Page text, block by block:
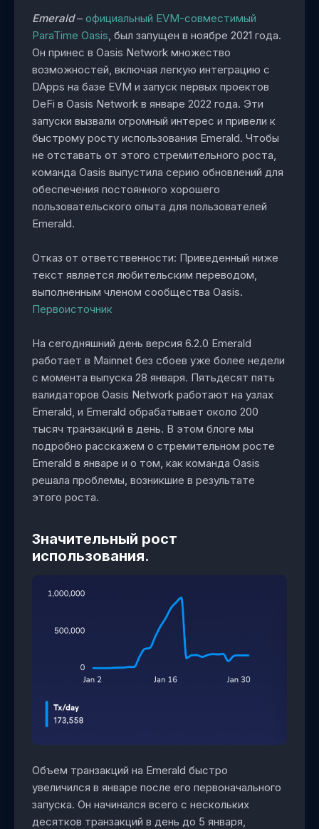
Emerald– официальный EVM-совместимый
ParaTime Oasis, был запущен в ноябре 2021 года.
Он принес в Oasis Network множество
возможностей, включая легкую интеграцию с
DApps на базе EVM и запуск первых проектов
DeFi в Oasis Network в январе 2022 года. Эти
запуски вызвали огромный интерес и привели к
быстрому росту использования Emerald. Чтобы
не отставать от этого стремительного роста,
команда Oasis выпустила серию обновлений для
обеспечения постоянного хорошего
пользовательского опыта для пользователей
Emerald.
Отказ от ответственности: Приведенный ниже
текст является любительским переводом,
выполненным членом сообщества Oasis.
Первоисточник
На сегодняшний день версия 6.2.0 Emerald
работает в Mainnet без сбоев уже более недели
с момента выпуска 28 января. Пятьдесят пять
валидаторов Oasis Network работают на узлах
Emerald, и Emerald обрабатывает около 200
тысяч транзакций в день. В этом блоге мы
подробно расскажем о стремительном росте
Emerald в январе и о том, как команда Oasis
решала проблемы, возникшие в результате
этого роста.
Значительный рост
использования.
Объем транзакций на Emerald быстро
увеличился в январе после его первоначального
запуска. Он начинался всего с нескольких
десятков транзакций в день до 5 января,